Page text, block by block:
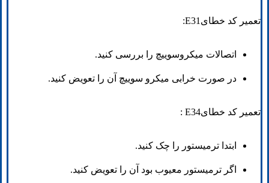
تعمیر کد خطایE31:
اتصالات میکروسوییچ را بررسی کنید.
در صورت خرابی میکرو سوییچ آن را تعویض کنید.
تعمیر کد خطایE34 :
ابتدا ترمیستور را چک کنید.
اگر ترمیستور معیوب بود آن را تعویض کنید.